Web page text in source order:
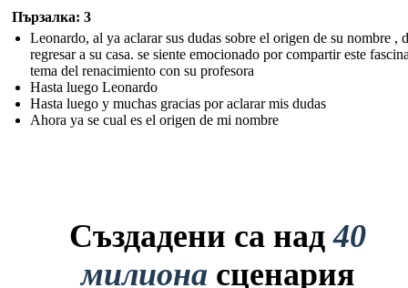
Пързалка: 3
Leonardo, al ya aclarar sus dudas sobre el origen de su nombre ,
regresar a su casa. se siente emocionado por compartir este
tema del renacimiento con su profesora
Hasta luego Leonardo
Hasta luego y muchas gracias por aclarar mis dudas
Ahora ya se cual es el origen de mi nombre
Създадени са над40
милиона сценария